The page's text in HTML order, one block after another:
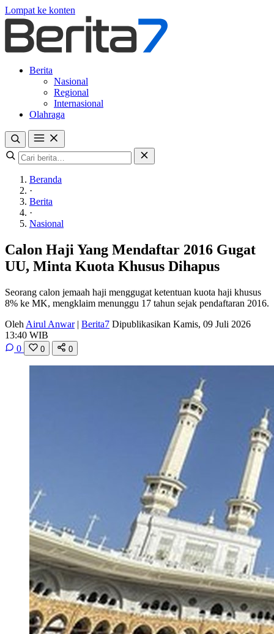
Lompat ke konten
Berita
Nasional
Regional
Internasional
Olahraga
Beranda
·
Berita
·
Nasional
Calon Haji Yang Mendaftar 2016 Gugat
UU, Minta Kuota Khusus Dihapus
Seorang calon jemaah haji menggugat ketentuan kuota haji khusus
8% ke MK, mengklaim menunggu 17 tahun sejak pendaftaran 2016.
Oleh Airul Anwar | Berita7 Dipublikasikan Kamis, 09 Juli 2026
13:40 WIB
0
0 0